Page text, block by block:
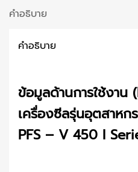
คำอธิบาย
คำอธิบาย
ข้อมูลด้านการใช้งาน
เครื่องซีลรุ่นอุตสาหก
PFS – V 450 I